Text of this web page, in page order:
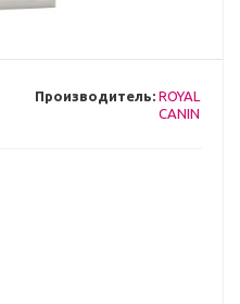
Производитель: ROYAL
CANIN